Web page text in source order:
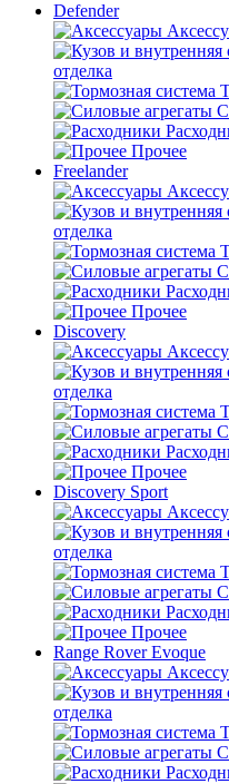
Defender
отделка
Прочее
Freelander
отделка
Прочее
Discovery
отделка
Прочее
Discovery Sport
отделка
Прочее
Range Rover Evoque
отделка